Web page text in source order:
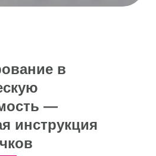
в
—
инструкция